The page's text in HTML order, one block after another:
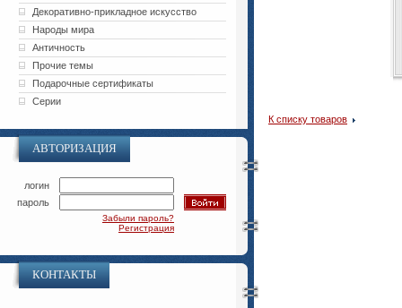
Декоративно-прикладное искусство
Народы мира
Античность
Прочие темы
Подарочные сертификаты
Серии
АВТОРИЗАЦИЯ
логин
пароль
Забыли пароль?
Регистрация
КОНТАКТЫ
К списку товаров